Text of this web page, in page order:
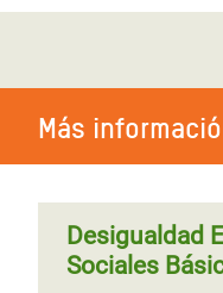
crisis
Más
Desigualdad
Sociales